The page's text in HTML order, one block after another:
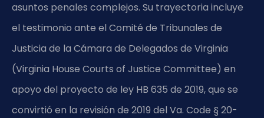
asuntos penales complejos. Su trayectoria incluye
el testimonio ante el Comité de Tribunales de
Justicia de la Cámara de Delegados de Virginia
(Virginia House Courts of Justice Committee) en
apoyo del proyecto de ley HB 635 de 2019, que se
convirtió en la revisión de 2019 del Va. Code § 20-